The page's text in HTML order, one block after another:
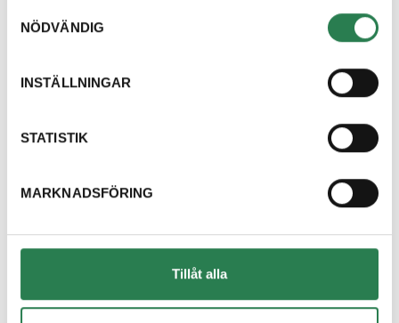
NÖDVÄNDIG
INSTÄLLNINGAR
STATISTIK
MARKNADSFÖRING
Tillåt alla